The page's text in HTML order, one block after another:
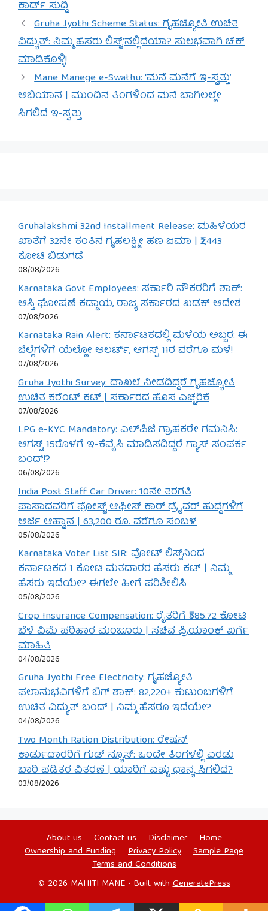
ಕಾರ್ಡ್ ಸುದ್ದಿ
Gruha Jyothi Scheme Status: ಗೃಹಜ್ಯೋತಿ ಉಚಿತ
ವಿದ್ಯುತ್: ನಿಮ್ಮ ಹೆಸರು ಲಿಸ್ಟ್’ನಲ್ಲಿದೆಯಾ? ಸುಲಭವಾಗಿ ಚೆಕ್
ಮಾಡಿಕೊಳ್ಳಿ!
Mane Manege e-Swathu: ‘ಮನೆ ಮನೆಗೆ ಇ-ಸ್ವತ್ತು’
ಅಭಿಯಾನ | ಮುಂದಿನ ತಿಂಗಳಿಂದ ಮನೆ ಬಾಗಿಲಲ್ಲೇ
ಸಿಗಲಿದೆ ಇ-ಸ್ವತ್ತು
Gruhalakshmi 32nd Installment Release: ಮಹಿಳೆಯರ
ಖಾತೆಗೆ 32ನೇ ಕಂತಿನ ಗೃಹಲಕ್ಷ್ಮೀ ಹಣ ಜಮಾ | ₹2,443
ಕೋಟಿ ಬಿಡುಗಡೆ
08/08/2026
Karnataka Govt Employees: ಸರ್ಕಾರಿ ನೌಕರರಿಗೆ ಶಾಕ್:
ಆಸ್ತಿ ಘೋಷಣೆ ಕಡ್ಡಾಯ, ರಾಜ್ಯ ಸರ್ಕಾರದ ಖಡಕ್ ಆದೇಶ
07/08/2026
Karnataka Rain Alert: ಕರ್ನಾಟಕದಲ್ಲಿ ಮಳೆಯ ಅಬ್ಬರ: ಈ
ಜಿಲ್ಲೆಗಳಿಗೆ ಯೆಲ್ಲೋ ಅಲರ್ಟ್, ಆಗಸ್ಟ್ 11ರ ವರೆಗೂ ಮಳೆ!
07/08/2026
Gruha Jyothi Survey: ದಾಖಲೆ ನೀಡದಿದ್ದರೆ ಗೃಹಜ್ಯೋತಿ
ಉಚಿತ ಕರೆಂಟ್ ಕಟ್ | ಸರ್ಕಾರದ ಹೊಸ ಎಚ್ಚರಿಕೆ
07/08/2026
LPG e-KYC Mandatory: ಎಲ್‌ಪಿಜಿ ಗ್ರಾಹಕರೇ ಗಮನಿಸಿ:
ಆಗಸ್ಟ್ 15ರೊಳಗೆ ಇ-ಕೆವೈಸಿ ಮಾಡಿಸದಿದ್ದರೆ ಗ್ಯಾಸ್ ಸಂಪರ್ಕ
ಬಂದ್!?
06/08/2026
India Post Staff Car Driver: 10ನೇ ತರಗತಿ
ಪಾಸಾದವರಿಗೆ ಪೋಸ್ಟ್ ಆಫೀಸ್ ಕಾರ್ ಡ್ರೈವರ್ ಹುದ್ದೆಗಳಿಗೆ
ಅರ್ಜಿ ಆಹ್ವಾನ | 63,200 ರೂ. ವರೆಗೂ ಸಂಬಳ
05/08/2026
Karnataka Voter List SIR: ವೋಟ್ ಲಿಸ್ಟ್‌ನಿಂದ
ಕರ್ನಾಟಕದ 1 ಕೋಟಿ ಮತದಾರರ ಹೆಸರು ಕಟ್ | ನಿಮ್ಮ
ಹೆಸರು ಇದೆಯೇ? ಈಗಲೇ ಹೀಗೆ ಪರಿಶೀಲಿಸಿ
05/08/2026
Crop Insurance Compensation: ರೈತರಿಗೆ ₹585.72 ಕೋಟಿ
ಬೆಳೆ ವಿಮೆ ಪರಿಹಾರ ಮಂಜೂರು | ಸಚಿವ ಪ್ರಿಯಾಂಕ್ ಖರ್ಗೆ
ಮಾಹಿತಿ
04/08/2026
Gruha Jyothi Free Electricity: ಗೃಹಜ್ಯೋತಿ
ಫಲಾನುಭವಿಗಳಿಗೆ ಬಿಗ್ ಶಾಕ್: 82,220+ ಕುಟುಂಬಗಳಿಗೆ
ಉಚಿತ ವಿದ್ಯುತ್ ಬಂದ್ | ನಿಮ್ಮ ಹೆಸರೂ ಇದೆಯೇ?
04/08/2026
Two Month Ration Distribution: ರೇಷನ್
ಕಾರ್ಡುದಾರರಿಗೆ ಗುಡ್ ನ್ಯೂಸ್: ಒಂದೇ ತಿಂಗಳಲ್ಲಿ ಎರಡು
ಬಾರಿ ಪಡಿತರ ವಿತರಣೆ | ಯಾರಿಗೆ ಎಷ್ಟು ಧಾನ್ಯ ಸಿಗಲಿದೆ?
03/08/2026
About us Contact us Disclaimer
Home
Ownership and Funding
Privacy Policy
Sample Page
Terms and Conditions
© 2026 MAHITI MANE• Built withGeneratePress